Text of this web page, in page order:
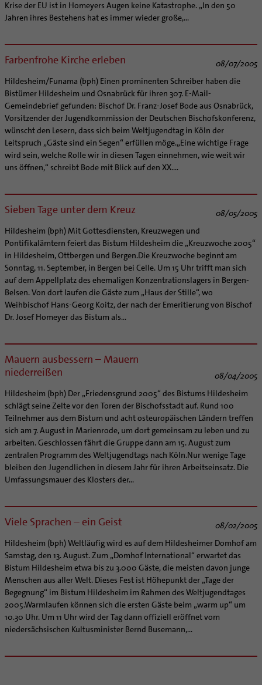
Krise der EU ist in Homeyers Augen keine Katastrophe. „In den 50
Jahren ihres Bestehens hat es immer wieder große,...
Farbenfrohe Kirche erleben
08/07/2005
Hildesheim/Funama (bph) Einen prominenten Schreiber haben die
Bistümer Hildesheim und Osnabrück für ihren 307. E-Mail-
Gemeindebrief gefunden: Bischof Dr. Franz-Josef Bode aus Osnabrück,
Vorsitzender der Jugendkommission der Deutschen Bischofskonferenz,
wünscht den Lesern, dass sich beim Weltjugendtag in Köln der
Leitspruch „Gäste sind ein Segen“ erfüllen möge.„Eine wichtige Frage
wird sein, welche Rolle wir in diesen Tagen einnehmen, wie weit wir
uns öffnen,“ schreibt Bode mit Blick auf den XX....
Sieben Tage unter dem Kreuz
08/05/2005
Hildesheim (bph) Mit Gottesdiensten, Kreuzwegen und
Pontifikalämtern feiert das Bistum Hildesheim die „Kreuzwoche 2005“
in Hildesheim, Ottbergen und Bergen.Die Kreuzwoche beginnt am
Sonntag, 11. September, in Bergen bei Celle. Um 15 Uhr trifft man sich
auf dem Appellplatz des ehemaligen Konzentrationslagers in Bergen-
Belsen. Von dort laufen die Gäste zum „Haus der Stille“, wo
Weihbischof Hans-Georg Koitz, der nach der Emeritierung von Bischof
Dr. Josef Homeyer das Bistum als...
Mauern ausbessern – Mauern
niederreißen
08/04/2005
Hildesheim (bph) Der „Friedensgrund 2005“ des Bistums Hildesheim
schlägt seine Zelte vor den Toren der Bischofsstadt auf. Rund 100
Teilnehmer aus dem Bistum und acht osteuropäischen Ländern treffen
sich am 7. August in Marienrode, um dort gemeinsam zu leben und zu
arbeiten. Geschlossen fährt die Gruppe dann am 15. August zum
zentralen Programm des Weltjugendtags nach Köln.Nur wenige Tage
bleiben den Jugendlichen in diesem Jahr für ihren Arbeitseinsatz. Die
Umfassungsmauer des Klosters der...
Viele Sprachen – ein Geist
08/02/2005
Hildesheim (bph) Weltläufig wird es auf dem Hildesheimer Domhof am
Samstag, den 13. August. Zum „Domhof International“ erwartet das
Bistum Hildesheim etwa bis zu 3.000 Gäste, die meisten davon junge
Menschen aus aller Welt. Dieses Fest ist Höhepunkt der „Tage der
Begegnung“ im Bistum Hildesheim im Rahmen des Weltjugendtages
2005.Warmlaufen können sich die ersten Gäste beim „warm up“ um
10.30 Uhr. Um 11 Uhr wird der Tag dann offiziell eröffnet vom
niedersächsischen Kultusminister Bernd Busemann,...